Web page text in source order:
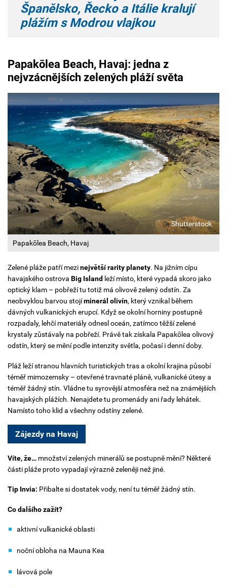
Španělsko, Řecko a Itálie kralují
plážím s Modrou vlajkou
Papakōlea Beach, Havaj: jedna z
nejvzácnějších zelených pláží světa
Papakōlea Beach, Havaj
Shutterstock
Zelené pláže patří mezinejvětší rarity planety. Na jižním cípu
havajského ostrova Big Island leží místo, které vypadá skoro jako
optický klam – pobřeží tu totiž má olivově zelený odstín. Za
neobvyklou barvou stojíminerál olivín, který vznikal během
dávných vulkanických erupcí. Když se okolní horniny postupně
rozpadaly, lehčí materiály odnesl oceán, zatímco těžší zelené
krystaly zůstávaly na pobřeží. Právě tak získala Papakōlea olivový
odstín, který se mění podle intenzity světla, počasí i denní doby.
Pláž leží stranou hlavních turistických tras a okolní krajina působí
téměř mimozemsky – otevřené travnaté pláně, vulkanické útesy a
téměř žádný stín. Vládne tu syrovější atmosféra než na známějších
havajských plážích. Nenajdete tu promenády ani řady lehátek.
Namísto toho klid a všechny odstíny zelené.
Zájezdy na Havaj
Víte, že… množství zelených minerálů se postupně mění? Některé
části pláže proto vypadají výrazně zeleněji než jiné.
Tip Invia: Přibalte si dostatek vody, není tu téměř žádný stín.
Co dalšího zažít?
aktivní vulkanické oblasti
noční obloha na Mauna Kea
lávová pole